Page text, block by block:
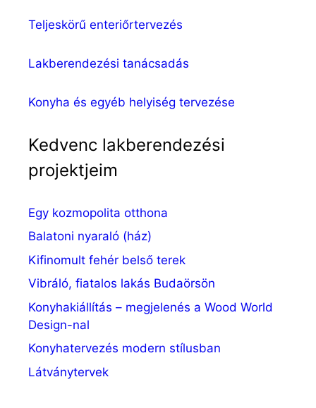
Teljeskörű enteriőrtervezés
Lakberendezési tanácsadás
Konyha és egyéb helyiség tervezése
Kedvenc lakberendezési
projektjeim
Egy kozmopolita otthona
Balatoni nyaraló (ház)
Kifinomult fehér belső terek
Vibráló, fiatalos lakás Budaörsön
Konyhakiállítás – megjelenés a Wood World
Design-nal
Konyhatervezés modern stílusban
Látványtervek